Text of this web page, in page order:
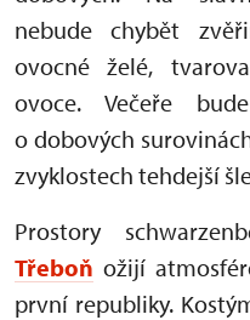
nebude chybět
ovocné želé,
ovoce. Večeře
o dobových
zvyklostech tehdejší
Prostory
Třeboň ožijí
první republiky.